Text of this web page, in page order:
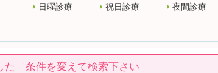
日曜診療 祝日診療 夜間診療
た 条件を変えて検索下さい